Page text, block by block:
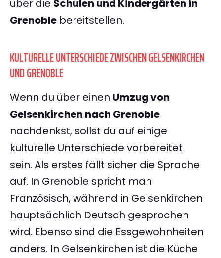
über die Schulen und Kindergärten in
Grenoble bereitstellen.
KULTURELLE UNTERSCHIEDE ZWISCHEN GELSENKIRCHEN
UND GRENOBLE
Wenn du über einen Umzug von
Gelsenkirchen nach Grenoble
nachdenkst, sollst du auf einige
kulturelle Unterschiede vorbereitet
sein. Als erstes fällt sicher die Sprache
auf. In Grenoble spricht man
Französisch, während in Gelsenkirchen
hauptsächlich Deutsch gesprochen
wird. Ebenso sind die Essgewohnheiten
anders. In Gelsenkirchen ist die Küche